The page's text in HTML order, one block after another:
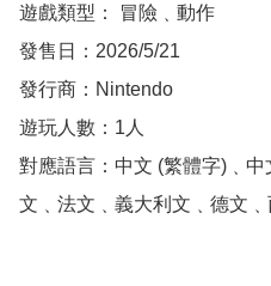
遊戲類型： 冒險﹑動作
發售日：2026/5/21
發行商：Nintendo
遊玩人數：1人
對應語言：中文 (繁體字)﹑
文﹑法文﹑義大利文﹑德文